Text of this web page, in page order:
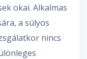
okai. Alkalmas
a súlyos
nincs